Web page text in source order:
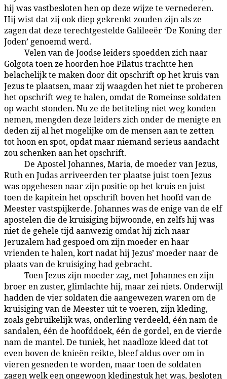
hij was vastbesloten hen op deze wijze te vernederen.
Hij wist dat zij ook diep gekrenkt zouden zijn als ze
zagen dat deze terechtgestelde Galileeër ‘De Koning der
Joden’ genoemd werd.
Velen van de Joodse leiders spoedden zich naar
Golgota toen ze hoorden hoe Pilatus trachtte hen
belachelijk te maken door dit opschrift op het kruis van
Jezus te plaatsen, maar zij waagden het niet te proberen
het opschrift weg te halen, omdat de Romeinse soldaten
op wacht stonden. Nu ze de betiteling niet weg konden
nemen, mengden deze leiders zich onder de menigte en
deden zij al het mogelijke om de mensen aan te zetten
tot hoon en spot, opdat maar niemand serieus aandacht
zou schenken aan het opschrift.
De Apostel Johannes, Maria, de moeder van Jezus,
Ruth en Judas arriveerden ter plaatse juist toen Jezus
was opgehesen naar zijn positie op het kruis en juist
toen de kapitein het opschrift boven het hoofd van de
Meester vastspijkerde. Johannes was de enige van de elf
apostelen die de kruisiging bijwoonde, en zelfs hij was
niet de gehele tijd aanwezig omdat hij zich naar
Jeruzalem had gespoed om zijn moeder en haar
vrienden te halen, kort nadat hij Jezus’ moeder naar de
plaats van de kruisiging had gebracht.
187:2.8Toen Jezus zijn moeder zag, met Johannes en zijn
broer en zuster, glimlachte hij, maar zei niets. Onderwijl
hadden de vier soldaten die aangewezen waren om de
kruisiging van de Meester uit te voeren, zijn kleding,
zoals gebruikelijk was, onderling verdeeld, één nam de
sandalen, één de hoofddoek, één de gordel, en de vierde
nam de mantel. De tuniek, het naadloze kleed dat tot
even boven de knieën reikte, bleef aldus over om in
vieren gesneden te worden, maar toen de soldaten
zagen welk een ongewoon kledingstuk het was, besloten